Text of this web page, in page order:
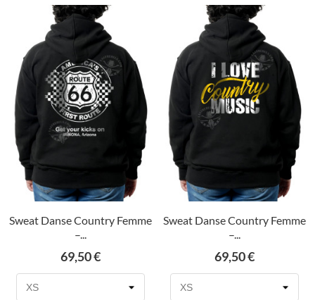
Sweat Danse Country Femme
–...
Prix
69,50 €
Sweat Danse Country Femme
–...
Prix
69,50 €